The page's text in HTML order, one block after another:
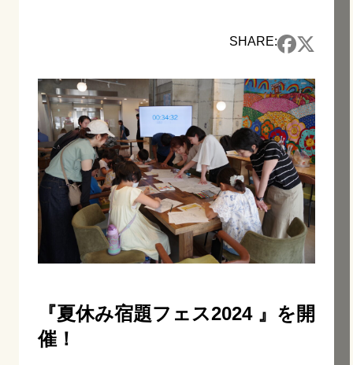
SHARE:
『夏休み宿題フェス2024 』を開
催！